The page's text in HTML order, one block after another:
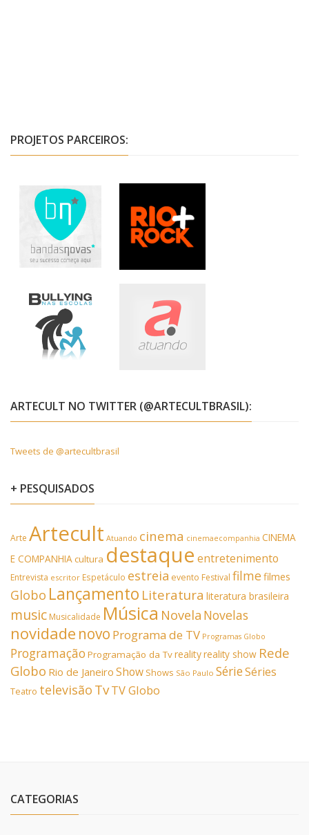
PROJETOS PARCEIROS:
ARTECULT NO TWITTER (@ARTECULTBRASIL):
Tweets de @artecultbrasil
+ PESQUISADOS
Arte Artecult Atuando cinema cinemaecompanhia CINEMA
E COMPANHIAcultura destaque entretenimento
Entrevista escritor Espetáculo estreia evento Festival filmefilmes
Globo Lançamento Literatura literatura brasileira
music Musicalidade Música Novela Novelas
novidade novo Programa de TV Programas Globo
Programação Programação da Tvrealityreality show Rede
Globo Rio de Janeiro Show Shows São Paulo SérieSéries
Teatro televisão TvTV Globo
CATEGORIAS